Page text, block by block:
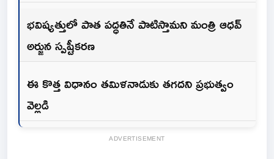
భవిష్యత్తులో పాత పద్ధతినే పాటిస్తామని మంత్రి ఆధవ్
అర్జున స్పష్టీకరణ
ఈ కొత్త విధానం తమిళనాడుకు తగదని ప్రభుత్వం
వెల్లడి
ADVERTISEMENT